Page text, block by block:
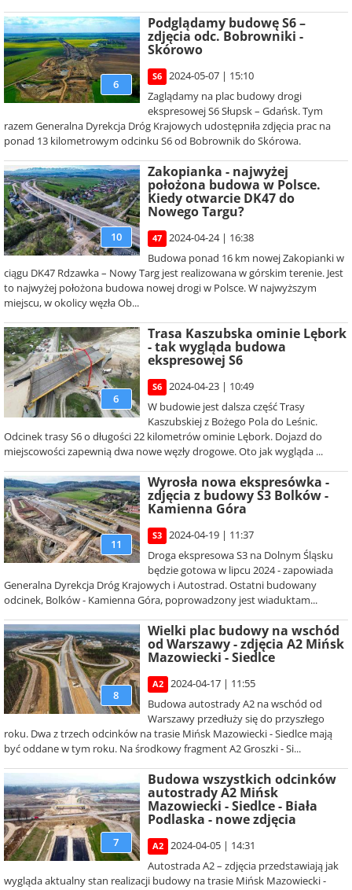
6
Podglądamy budowę S6 –
zdjęcia odc. Bobrowniki -
Skórowo
S6
2024-05-07 | 15:10
Zaglądamy na plac budowy drogi
ekspresowej S6 Słupsk – Gdańsk. Tym
razem Generalna Dyrekcja Dróg Krajowych udostępniła zdjęcia prac na
ponad 13 kilometrowym odcinku S6 od Bobrownik do Skórowa.
10
Zakopianka - najwyżej
położona budowa w Polsce.
Kiedy otwarcie DK47 do
Nowego Targu?
47
2024-04-24 | 16:38
Budowa ponad 16 km nowej Zakopianki w
ciągu DK47 Rdzawka – Nowy Targ jest realizowana w górskim terenie. Jest
to najwyżej położona budowa nowej drogi w Polsce. W najwyższym
miejscu, w okolicy węzła Ob...
6
Trasa Kaszubska ominie Lębork
- tak wygląda budowa
ekspresowej S6
S6
2024-04-23 | 10:49
W budowie jest dalsza część Trasy
Kaszubskiej z Bożego Pola do Leśnic.
Odcinek trasy S6 o długości 22 kilometrów ominie Lębork. Dojazd do
miejscowości zapewnią dwa nowe węzły drogowe. Oto jak wygląda ...
11
Wyrosła nowa ekspresówka -
zdjęcia z budowy S3 Bolków -
Kamienna Góra
S3
2024-04-19 | 11:37
Droga ekspresowa S3 na Dolnym Śląsku
będzie gotowa w lipcu 2024 - zapowiada
Generalna Dyrekcja Dróg Krajowych i Autostrad. Ostatni budowany
odcinek, Bolków - Kamienna Góra, poprowadzony jest wiaduktam...
8
Wielki plac budowy na wschód
od Warszawy - zdjęcia A2 Mińsk
Mazowiecki - Siedlce
A2
2024-04-17 | 11:55
Budowa autostrady A2 na wschód od
Warszawy przedłuży się do przyszłego
roku. Dwa z trzech odcinków na trasie Mińsk Mazowiecki - Siedlce mają
być oddane w tym roku. Na środkowy fragment A2 Groszki - Si...
7
Budowa wszystkich odcinków
autostrady A2 Mińsk
Mazowiecki - Siedlce - Biała
Podlaska - nowe zdjęcia
A2
2024-04-05 | 14:31
Autostrada A2 – zdjęcia przedstawiają jak
wygląda aktualny stan realizacji budowy na trasie Mińsk Mazowiecki -